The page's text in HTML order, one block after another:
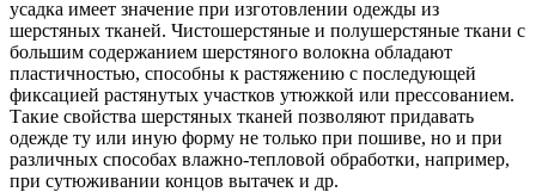
усадка имеет значение при изготовлении одежды из
шерстяных тканей. Чистошерстяные и полушерстяные ткани с
большим содержанием шерстяного волокна обладают
пластичностью, способны к растяжению с последующей
фиксацией растянутых участков утюжкой или прессованием.
Такие свойства шерстяных тканей позволяют придавать
одежде ту или иную форму не только при пошиве, но и при
различных способах влажно-тепловой обработки, например,
при сутюживании концов вытачек и др.